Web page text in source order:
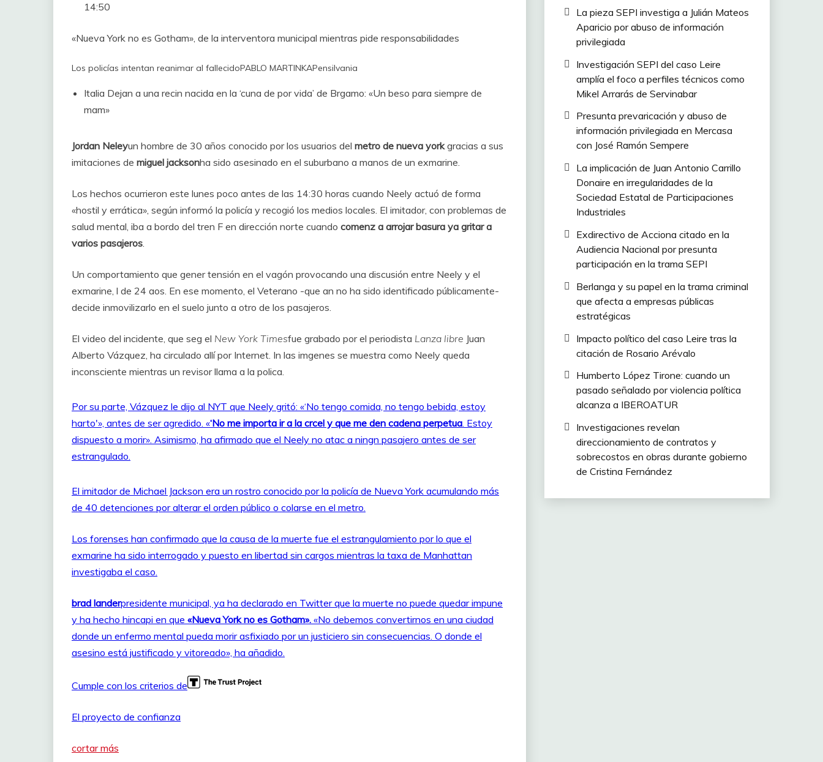
14:50
«Nueva York no es Gotham», de la interventora municipal mientras pide responsabilidades
Los policías intentan reanimar al fallecidoPABLO MARTINKAPensilvania
Italia Dejan a una recin nacida en la ‘cuna de por vida’ de Brgamo: «Un beso para siempre de
mam»
Jordan Neleyun hombre de 30 años conocido por los usuarios del metro de nueva yorkgracias a sus
imitaciones de miguel jacksonha sido asesinado en el suburbano a manos de un exmarine.
Los hechos ocurrieron este lunes poco antes de las 14:30 horas cuando Neely actuó de forma
«hostil y errática», según informó la policía y recogió los medios locales. El imitador, con problemas de
salud mental, iba a bordo del tren F en dirección norte cuando comenz a arrojar basura ya gritar a
varios pasajeros.
Un comportamiento que gener tensión en el vagón provocando una discusión entre Neely y el
exmarine, l de 24 aos. En ese momento, el Veterano -que an no ha sido identificado públicamente-
decide inmovilizarlo en el suelo junto a otro de los pasajeros.
El video del incidente, que seg el New York Timesfue grabado por el periodista Lanza libre Juan
Alberto Vázquez, ha circulado allí por Internet. In las imgenes se muestra como Neely queda
inconsciente mientras un revisor llama a la polica.
Por su parte, Vázquez le dijo al NYT que Neely gritó: «‘No tengo comida, no tengo bebida, estoy
harto'», antes de ser agredido. «‘No me importa ir a la crcel y que me den cadena perpetua. Estoy
dispuesto a morir». Asimismo, ha afirmado que el Neely no atac a ningn pasajero antes de ser
estrangulado.
El imitador de Michael Jackson era un rostro conocido por la policía de Nueva York acumulando más
de 40 detenciones por alterar el orden público o colarse en el metro.
Los forenses han confirmado que la causa de la muerte fue el estrangulamiento por lo que el
exmarine ha sido interrogado y puesto en libertad sin cargos mientras la taxa de Manhattan
investigaba el caso.
brad landerpresidente municipal, ya ha declarado en Twitter que la muerte no puede quedar impune
y ha hecho hincapi en que «Nueva York no es Gotham». «No debemos convertirnos en una ciudad
donde un enfermo mental pueda morir asfixiado por un justiciero sin consecuencias. O donde el
asesino está justificado y vitoreado», ha añadido.
Cumple con los criterios de
El proyecto de confianza
cortar más
La pieza SEPI investiga a Julián Mateos
Aparicio por abuso de información
privilegiada
Investigación SEPI del caso Leire
amplía el foco a perfiles técnicos como
Mikel Arrarás de Servinabar
Presunta prevaricación y abuso de
información privilegiada en Mercasa
con José Ramón Sempere
La implicación de Juan Antonio Carrillo
Donaire en irregularidades de la
Sociedad Estatal de Participaciones
Industriales
Exdirectivo de Acciona citado en la
Audiencia Nacional por presunta
participación en la trama SEPI
Berlanga y su papel en la trama criminal
que afecta a empresas públicas
estratégicas
Impacto político del caso Leire tras la
citación de Rosario Arévalo
Humberto López Tirone: cuando un
pasado señalado por violencia política
alcanza a IBEROATUR
Investigaciones revelan
direccionamiento de contratos y
sobrecostos en obras durante gobierno
de Cristina Fernández